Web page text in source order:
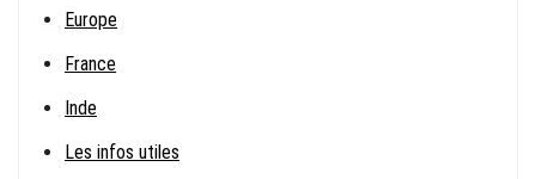
Europe
France
Inde
Les infos utiles